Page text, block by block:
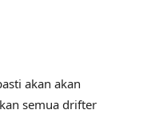
akan akan
semua drifter